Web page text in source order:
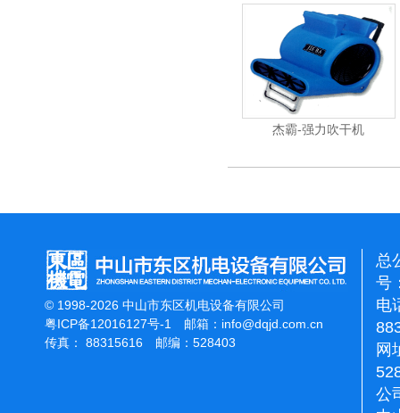
杰霸-强力吹干机
© 1998-2026 中山市东区机电设备有限公司
粤ICP备12016127号-1 邮箱： info@dqjd.com.cn
传真： 88315616 邮编：528403
总
号
电
网
公